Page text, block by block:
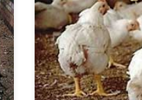
Сетчатые полы
размером 1,8 или
подставки на высоте
подвешивают на
набивают
сетка. Через ячейки